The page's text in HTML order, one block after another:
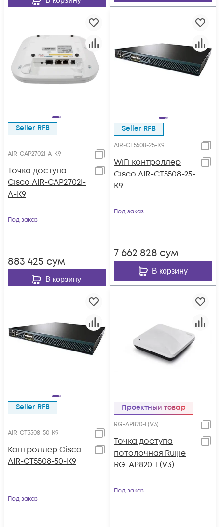
Seller RFB
AIR-CAP2702I-A-K9
Точка доступа
Cisco AIR-CAP2702I-
A-K9
Под заказ
883 425 сум
В корзину
Seller RFB
AIR-CT5508-25-K9
WiFi контроллер
Cisco AIR-CT5508-25-
K9
Под заказ
7 662 828 сум
В корзину
Seller RFB
AIR-CT5508-50-K9
Контроллер Cisco
AIR-CT5508-50-K9
Под заказ
Проектный товар
RG-AP820-L(V3)
Точка доступа
потолочная Ruijie
RG-AP820-L(V3)
Под заказ